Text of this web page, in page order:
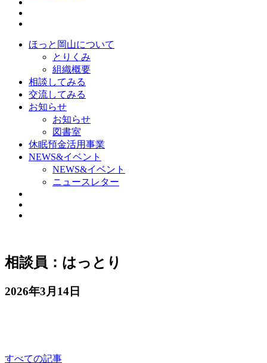
ほっと岡山について
とりくみ
組織概要
相談してみる
交流してみる
お知らせ
お知らせ
図書室
休眠預金活用事業
NEWS&イベント
NEWS&イベント
ニュースレター
相談員：はっとり
2026年3月14日
すべての記事